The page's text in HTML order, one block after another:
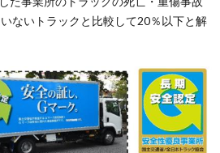
ないトラックと比較して20％以下と解